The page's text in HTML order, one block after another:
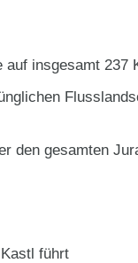
auf insgesamt 237
den gesamten
führt